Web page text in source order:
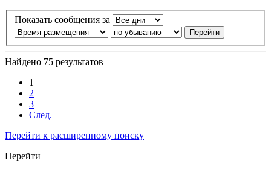
Показать сообщения за
Найдено 75 результатов
1
2
3
След.
Перейти к расширенному поиску
Перейти